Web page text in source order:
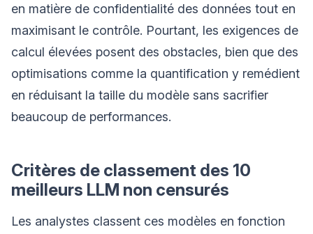
en matière de confidentialité des données tout en
maximisant le contrôle. Pourtant, les exigences de
calcul élevées posent des obstacles, bien que des
optimisations comme la quantification y remédient
en réduisant la taille du modèle sans sacrifier
beaucoup de performances.
Critères de classement des 10
meilleurs LLM non censurés
Les analystes classent ces modèles en fonction